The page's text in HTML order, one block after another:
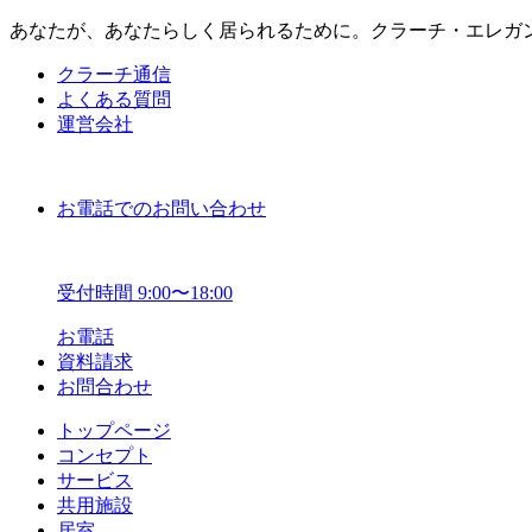
あなたが、あなたらしく居られるために。クラーチ・エレガ
クラーチ通信
よくある質問
運営会社
お電話でのお問い合わせ
受付時間 9:00〜18:00
お電話
資料請求
お問合わせ
トップページ
コンセプト
サービス
共用施設